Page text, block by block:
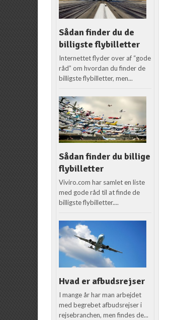
Sådan finder du de
billigste flybilletter
Internettet flyder over af “gode
råd” om hvordan du finder de
billigste flybilletter, men...
Sådan finder du billige
flybilletter
Viviro.com har samlet en liste
med gode råd til at finde de
billigste flybilletter....
Hvad er afbudsrejser
I mange år har man arbejdet
med begrebet afbudsrejser i
rejsebranchen, men findes de...